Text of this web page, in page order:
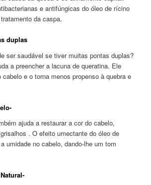
e antifúngicas do óleo de rícino
da caspa.
duplas
ser saudável se tiver muitas pontas duplas?
a preencher a lacuna de queratina. Ele
e o torna menos propenso à quebra e
ajuda a restaurar a cor do cabelo,
. O efeito umectante do óleo de
umidade no cabelo, dando-lhe um tom